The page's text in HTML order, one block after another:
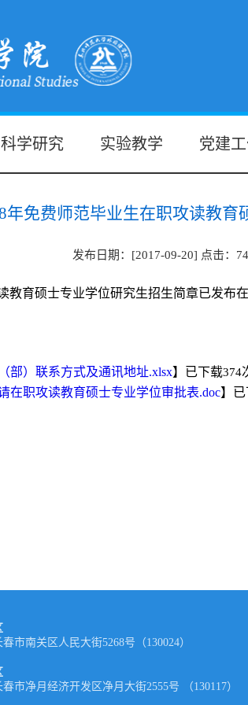
科学研究 实验教学 党建
年免费师范毕业生在职攻读教育
发布日期：[2017-09-20] 点击：
教育硕士专业学位研究生招生简章已发布
部）联系方式及通讯地址.xlsx】已下载374
在职攻读教育硕士专业学位审批表.doc】
市南关区人民大街5268号（130024）
市净月经济开发区净月大街2555号 （130117）